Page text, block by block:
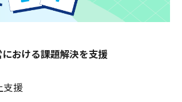
おける課題解決を支援
支援